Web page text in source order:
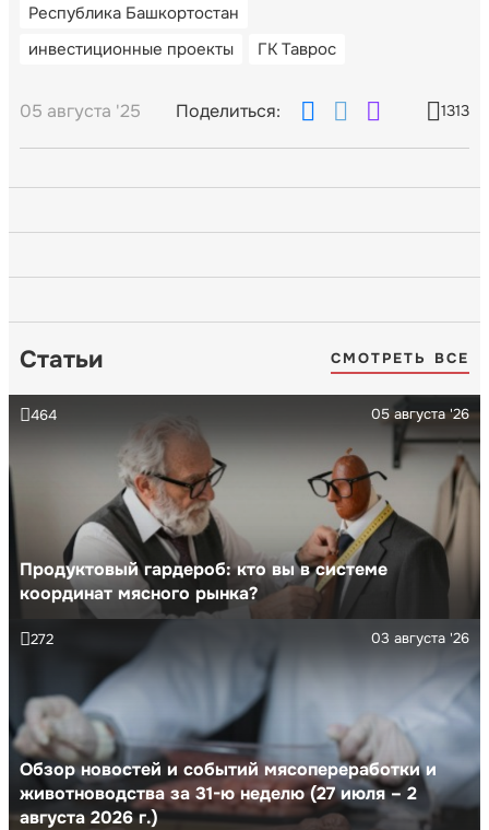
Республика Башкортостан
инвестиционные проекты
ГК Таврос
05 августа '25 Поделиться: 1313
Статьи СМОТРЕТЬ ВСЕ
Продуктовый гардероб: кто вы в системе
координат мясного рынка?
05 августа '26
464
Обзор новостей и событий мясопереработки и
животноводства за 31-ю неделю (27 июля – 2
августа 2026 г.)
03 августа '26
272